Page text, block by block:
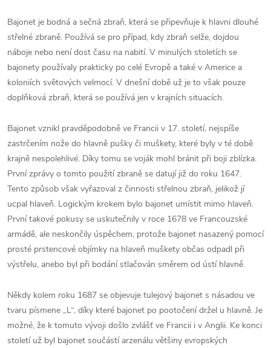
Bajonet je bodná a sečná zbraň, která se připevňuje k hlavni dlouhé
střelné zbraně. Používá se pro případ, kdy zbraň selže, dojdou
náboje nebo není dost času na nabití. V minulých stoletích se
bajonety používaly prakticky po celé Evropě a také v Americe a
koloniích světových velmocí. V dnešní době už je to však pouze
doplňková zbraň, která se používá jen v krajních situacích.
Bajonet vznikl pravděpodobně ve Francii v 17. století, nejspíše
zastrčením nože do hlavně pušky či muškety, které byly v té době
krajně nespolehlivé. Díky tomu se voják mohl bránit při boji zblízka.
První zprávy o tomto použití zbraně se datují již do roku 1647.
Tento způsob však vyřazoval z činnosti střelnou zbraň, jelikož jí
ucpal hlaveň. Logickým krokem bylo bajonet umístit mimo hlaveň.
První takové pokusy se uskutečnily v roce 1678 ve Francouzské
armádě, ale neskončily úspěchem, protože bajonet nasazený pomocí
prosté prstencové objímky na hlaveň muškety občas odpadl při
výstřelu, anebo byl při bodání stlačován směrem od ústí hlavně.
Někdy kolem roku 1687 se objevuje tulejový bajonet s násadou ve
tvaru písmene „L“, díky které bajonet po pootočení držel u hlavně. Je
možné, že k tomuto vývoji došlo zvlášť ve Francii i v Anglii. Ke konci
století už byl bajonet součástí arzenálu většiny evropských